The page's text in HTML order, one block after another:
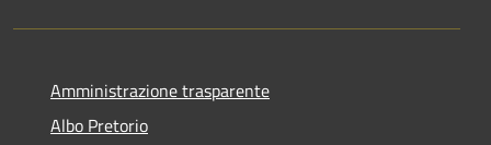
Amministrazione trasparente
Albo Pretorio